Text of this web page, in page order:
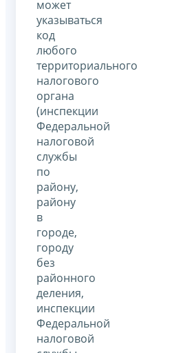
может
указываться
код
любого
территориального
налогового
органа
(инспекции
Федеральной
налоговой
службы
по
району,
району
в
городе,
городу
без
районного
деления,
инспекции
Федеральной
налоговой